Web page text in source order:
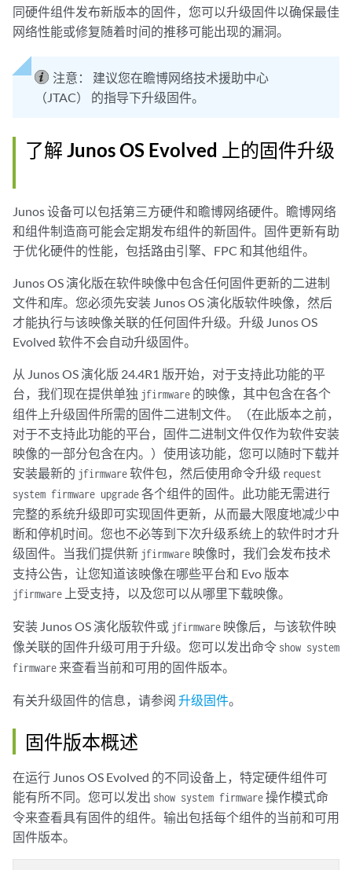
同硬件组件发布新版本的固件，您可以升级固件以确保最佳
网络性能或修复随着时间的推移可能出现的漏洞。
注意：
建议您在瞻博网络技术援助中心
（JTAC） 的指导下升级固件。
了解 Junos OS Evolved 上的固件升级
Junos 设备可以包括第三方硬件和瞻博网络硬件。瞻博网络
和组件制造商可能会定期发布组件的新固件。固件更新有助
于优化硬件的性能，包括路由引擎、FPC 和其他组件。
Junos OS 演化版在软件映像中包含任何固件更新的二进制
文件和库。您必须先安装 Junos OS 演化版软件映像，然后
才能执行与该映像关联的任何固件升级。升级 Junos OS
Evolved 软件不会自动升级固件。
从 Junos OS 演化版 24.4R1 版开始，对于支持此功能的平
台，我们现在提供单独 jfirmware 的映像，其中包含在各个
组件上升级固件所需的固件二进制文件。（在此版本之前，
对于不支持此功能的平台，固件二进制文件仅作为软件安装
映像的一部分包含在内。）使用该功能，您可以随时下载并
安装最新的 jfirmware软件包，然后使用命令升级 request
system firmware upgrade各个组件的固件。此功能无需进行
完整的系统升级即可实现固件更新，从而最大限度地减少中
断和停机时间。您也不必等到下次升级系统上的软件时才升
级固件。当我们提供新 jfirmware 映像时，我们会发布技术
支持公告，让您知道该映像在哪些平台和 Evo 版本
jfirmware 上受支持，以及您可以从哪里下载映像。
安装 Junos OS 演化版软件或 jfirmware 映像后，与该软件映
像关联的固件升级可用于升级。您可以发出命令 show system
firmware 来查看当前和可用的固件版本。
有关升级固件的信息，请参阅 升级固件。
固件版本概述
在运行 Junos OS Evolved 的不同设备上，特定硬件组件可
能有所不同。您可以发出 show system firmware操作模式命
令来查看具有固件的组件。输出包括每个组件的当前和可用
固件版本。